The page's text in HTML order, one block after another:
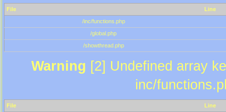
File
Line
/inc/functions.php
/global.php
/showthread.php
Warning [2] Undefined array
inc/
File
Line